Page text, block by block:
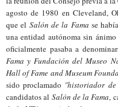
agosto de 1980 en Cleveland,
que el Salón de la Fama se
una entidad autónoma sin
oficialmente pasaba a
Fama y Fundación del Museo
Hall of Fame and Museum
sido proclamado "historiador
candidatos al Salón de la Fama,